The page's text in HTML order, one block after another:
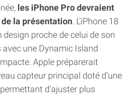
les iPhone Pro devraient
la présentation. L’iPhone 18
design proche de celui de son
avec une Dynamic Island
Apple préparerait
capteur principal doté d’une
d’ajuster plus